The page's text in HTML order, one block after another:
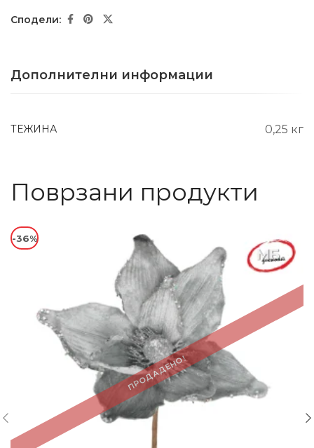
Дополнителни информации
ТЕЖИНА 0,25 кг
Поврзани продукти
ПРОДАДЕНО!
-36%